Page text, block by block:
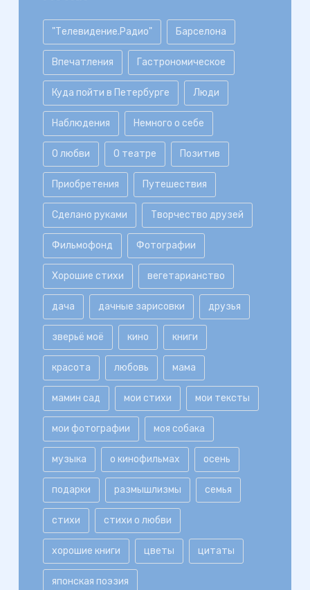
"Телевидение.Радио" Барселона
Впечатления Гастрономическое
Куда пойти в Петербурге Люди
Наблюдения Немного о себе
О любви О театре Позитив
Приобретения Путешествия
Сделано руками Творчество друзей
Фильмофонд Фотографии
Хорошие стихи вегетарианство
дача дачные зарисовки друзья
зверьё моё кино книги
красота любовь мама
мамин сад мои стихи мои тексты
мои фотографии моя собака
музыка о кинофильмах осень
подарки размышлизмы семья
стихи стихи о любви
хорошие книги цветы цитаты
японская поэзия